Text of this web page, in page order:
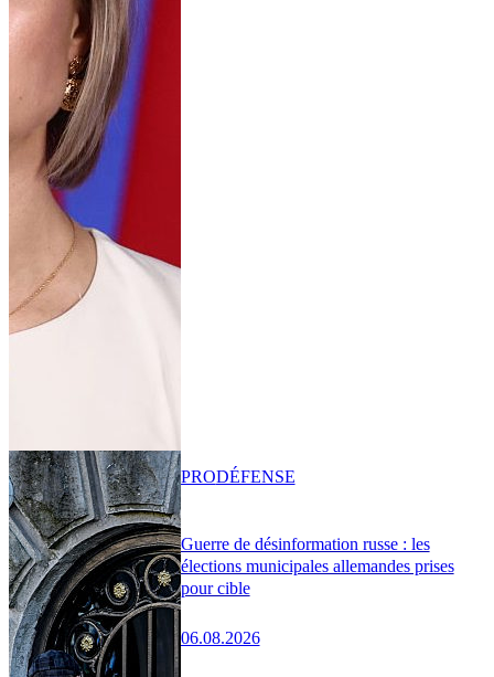
Guerre de désinformation russe : les
élections municipales allemandes prises
pour cible
06.08.2026
PRODÉFENSE